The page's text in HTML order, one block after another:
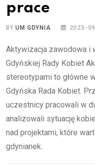
prace
BYUM GDYNIA 2025-
Aktywizacja zawodowa i
Gdyńskiej Rady Kobiet
stereotypami to główne
Gdyńska Rada Kobiet.
uczestnicy pracowali w
analizowali sytuację
nad projektami, które
gdynianek.